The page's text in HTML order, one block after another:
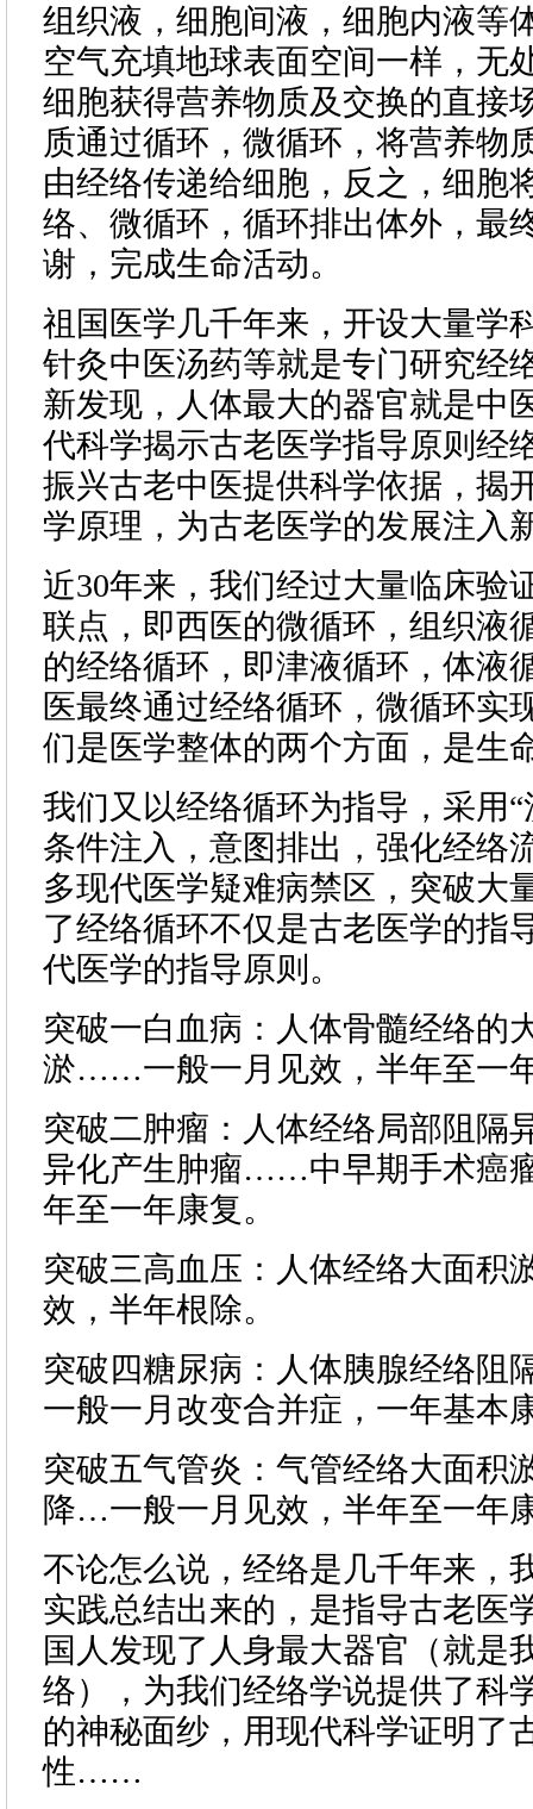
组织液，细胞间液，细胞内液等
空气充填地球表面空间一样，无
细胞获得营养物质及交换的直接
质通过循环，微循环，将营养物
由经络传递给细胞，反之，细胞
络、微循环，循环排出体外，最
谢，完成生命活动。
祖国医学几千年来，开设大量学
针灸中医汤药等就是专门研究经
新发现，人体最大的器官就是中
代科学揭示古老医学指导原则经
振兴古老中医提供科学依据，揭
学原理，为古老医学的发展注入
近30年来，我们经过大量临床验
联点，即西医的微循环，组织液
的经络循环，即津液循环，体液
医最终通过经络循环，微循环实
们是医学整体的两个方面，是生
我们又以经络循环为指导，采用
条件注入，意图排出，强化经络
多现代医学疑难病禁区，突破大
了经络循环不仅是古老医学的指
代医学的指导原则。
突破一白血病：人体骨髓经络的
淤……一般一月见效，半年至一
突破二肿瘤：人体经络局部阻隔
异化产生肿瘤……中早期手术癌
年至一年康复。
突破三高血压：人体经络大面
效，半年根除。
突破四糖尿病：人体胰腺经络
一般一月改变合并症，一年基本
突破五气管炎：气管经络大面积
降…一般一月见效，半年至一年
不论怎么说，经络是几千年来，
实践总结出来的，是指导古老医
国人发现了人身最大器官（就是
络），为我们经络学说提供了科
的神秘面纱，用现代科学证明了
性……